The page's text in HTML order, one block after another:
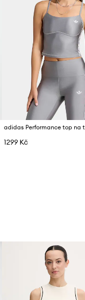
1299 Kč